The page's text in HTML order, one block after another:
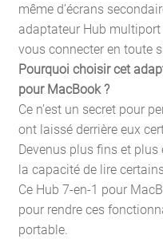
même d’écrans
adaptateur Hub
vous connecter en toute
Pourquoi choisir cet
pour MacBook ?
Ce n’est un secret pour
ont laissé derrière eux
Devenus plus fins et
la capacité de lire
Ce Hub 7-en-1 pour
pour rendre ces
portable.